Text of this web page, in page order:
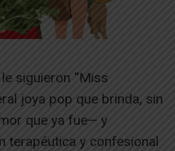
siguieron “Miss
joya pop que brinda, sin
que ya fue— y
terapéutica y confesional